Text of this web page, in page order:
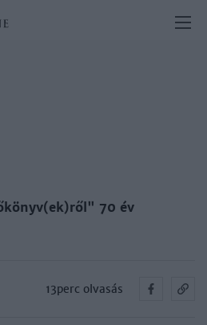
70 év
13perc olvasás